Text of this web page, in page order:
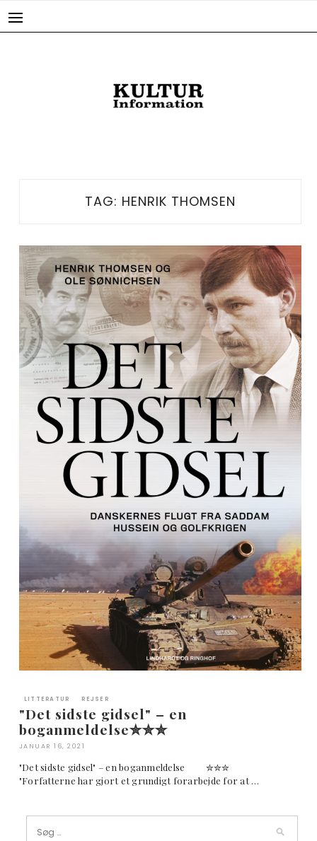
TAG: HENRIK THOMSEN
LITTERATUR REJSER
"Det sidste gidsel" – en
boganmeldelse✮✮✮
JANUAR 16, 2021
"Det sidste gidsel" – en boganmeldelse ✮✮✮
"Forfatterne har gjort et grundigt forarbejde for at …